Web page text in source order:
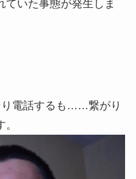
ていた事態が発生しま
り電話するも……繋がり